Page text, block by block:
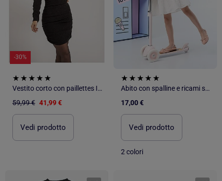
-30%
Vestito corto con paillettes IVOLIE
59,99 € 41,99 €
Vedi prodotto
Abito con spalline e ricami sangallo
17,00 €
Vedi prodotto
2 colori